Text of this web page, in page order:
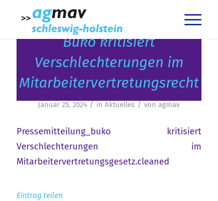
Buko kritisiert
Verschlechterungen im
Mitarbeitervertretungsrecht
Januar 25, 2024 / inAktuelles / vonagmav
Pressemitteilung_buko kritisiert
Verschlechterungen im
Mitarbeitervertretungsgesetz.cleaned
Eintrag teilen